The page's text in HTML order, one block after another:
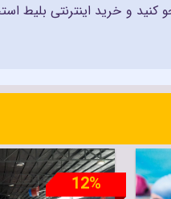
و خرید اینترنتی بلیط
12%